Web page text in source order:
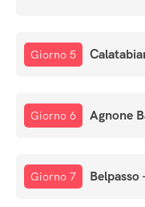
Giorno 5
Giorno 6 Agnone
Giorno 7 Belpasso